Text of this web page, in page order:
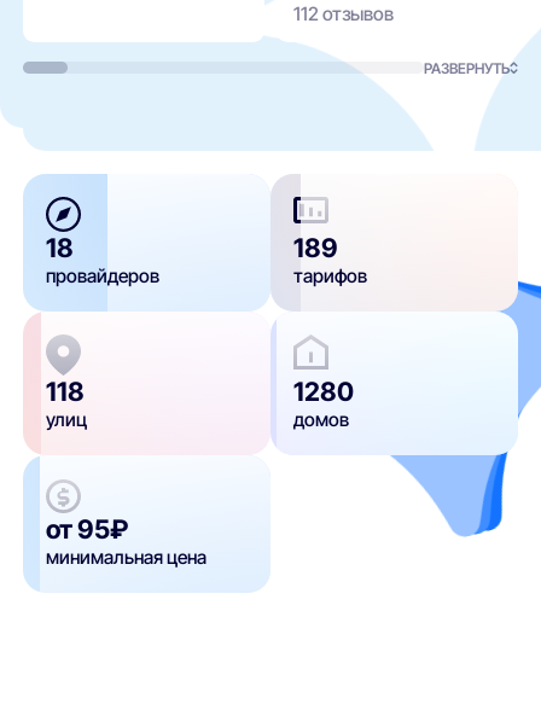
112 отзывов
РАЗВЕРНУТЬ
18
провайдеров
189
тарифов
118
улиц
1280
домов
от 95₽
минимальная цена